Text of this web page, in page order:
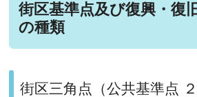
街区基準点及び復興・復
の種類
街区三角点（公共基準点 ２